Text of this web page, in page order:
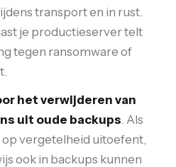
transport en in rust.
je productieserver telt
tegen ransomware of
het verwijderen van
uit oude backups. Als
vergetelheid uitoefent,
ook in backups kunnen